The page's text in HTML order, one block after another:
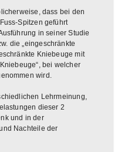
dass bei den
Spitzen geführt
in seiner Studie
die „eingeschränkte
Kniebeuge mit
bei welcher
wird.
Lehrmeinung,
dieser 2
und in der
Nachteile der